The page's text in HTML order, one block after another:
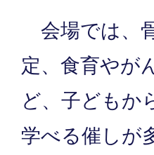
会場では、
定、食育やが
ど、子どもか
学べる催しが